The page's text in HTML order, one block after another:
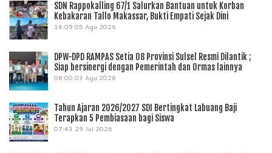
SDN Rappokalling 67/1 Salurkan Bantuan untuk Korban
Kebakaran Tallo Makassar, Bukti Empati Sejak Dini
16:09 05 Agu 2026
DPW-DPD RAMPAS Setia 08 Provinsi Sulsel Resmi Dilantik ;
Siap bersinergi dengan Pemerintah dan Ormas lainnya
06:00 03 Agu 2026
Tahun Ajaran 2026/2027 SDI Bertingkat Labuang Baji
Terapkan 5 Pembiasaan bagi Siswa
07:43 29 Jul 2026